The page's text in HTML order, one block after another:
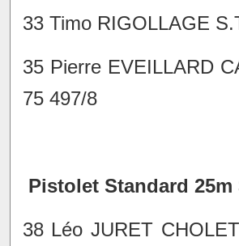
33 Timo RIGOLLAGE
35 Pierre EVEILLARD
75 497/8
Pistolet Standard 25m
38 Léo JURET